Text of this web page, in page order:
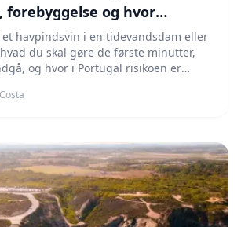
og hvor
havpindsvin i en tidevandsdam eller
du skal gøre de første minutter,
og hvor i Portugal risikoen er